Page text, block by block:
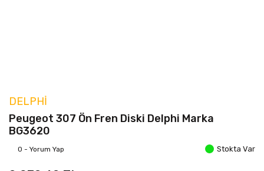
DELPHI
Peugeot 307 Ön Fren Diski Delphi Marka
BG3620
0 - Yorum Yap Stokta Var